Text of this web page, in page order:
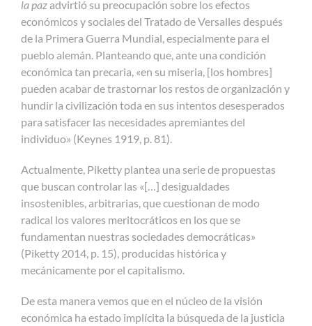
la paz advirtió su preocupación sobre los efectos
económicos y sociales del Tratado de Versalles después
de la Primera Guerra Mundial, especialmente para el
pueblo alemán. Planteando que, ante una condición
económica tan precaria, «en su miseria, [los hombres]
pueden acabar de trastornar los restos de organización y
hundir la civilización toda en sus intentos desesperados
para satisfacer las necesidades apremiantes del
individuo» (Keynes 1919, p. 81).
Actualmente, Piketty plantea una serie de propuestas
que buscan controlar las «[…] desigualdades
insostenibles, arbitrarias, que cuestionan de modo
radical los valores meritocráticos en los que se
fundamentan nuestras sociedades democráticas»
(Piketty 2014, p. 15), producidas histórica y
mecánicamente por el capitalismo.
De esta manera vemos que en el núcleo de la visión
económica ha estado implícita la búsqueda de la justicia